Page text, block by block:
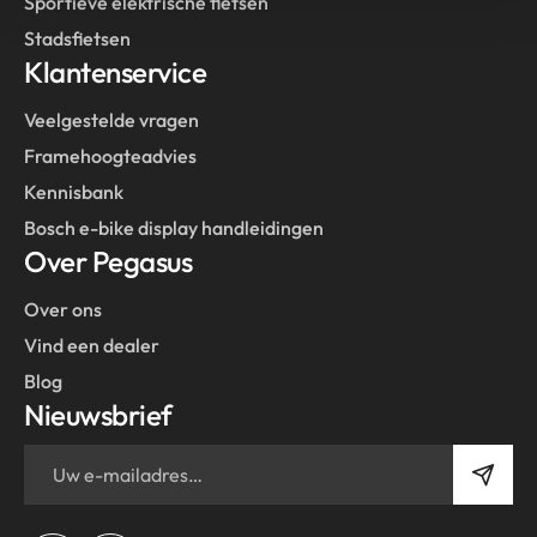
Stadsfietsen
Klantenservice
Veelgestelde vragen
Framehoogteadvies
Kennisbank
Bosch e-bike display handleidingen
Over Pegasus
Over ons
Vind een dealer
Blog
Nieuwsbrief